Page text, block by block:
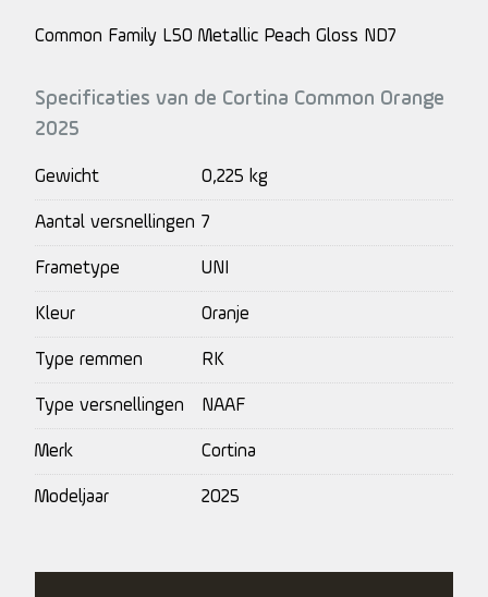
Common Family L50 Metallic Peach Gloss ND7
Specificaties van de Cortina Common Orange
2025
Gewicht 0,225 kg
Aantal versnellingen 7
Frametype UNI
Kleur Oranje
Type remmen RK
Type versnellingen NAAF
Merk Cortina
Modeljaar 2025